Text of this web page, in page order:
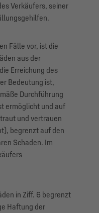
Verkäufers, seiner
Fälle vor, ist die
aus der
Erreichung des
Bedeutung ist,
Durchführung
ermöglicht und auf
und vertrauen
begrenzt auf den
Schaden. Im
in Ziff. 6 begrenzt
Haftung der